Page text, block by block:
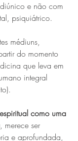
e não com
psiquiátrico.
médiuns,
do momento
que leva em
integral
como uma
, merece ser
e aprofundada,